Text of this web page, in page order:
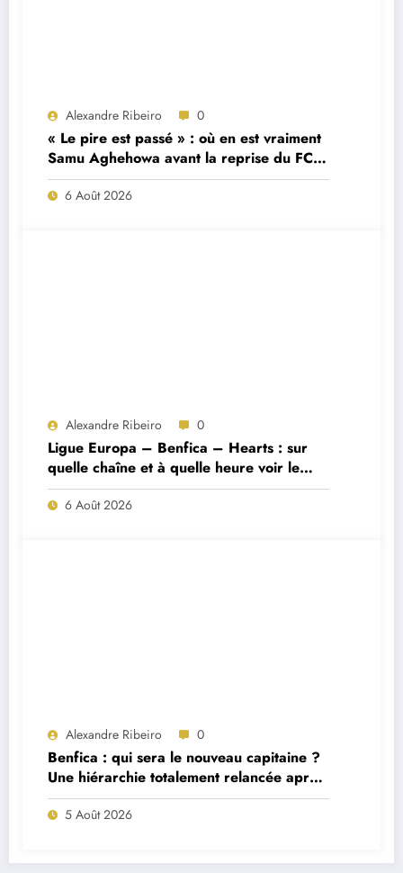
Alexandre Ribeiro 0
« Le pire est passé » : où en est vraiment
Samu Aghehowa avant la reprise du FC
Porto ?
6 Août 2026
Alexandre Ribeiro 0
Ligue Europa – Benfica – Hearts : sur
quelle chaîne et à quelle heure voir le
match ?
6 Août 2026
Alexandre Ribeiro 0
Benfica : qui sera le nouveau capitaine ?
Une hiérarchie totalement relancée après
deux départs majeurs
5 Août 2026